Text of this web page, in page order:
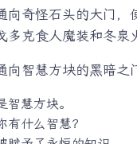
向奇怪石头的大门，
多克食人魔装和冬泉
向智慧方块的黑暗之
智慧方块。
有什么智慧？